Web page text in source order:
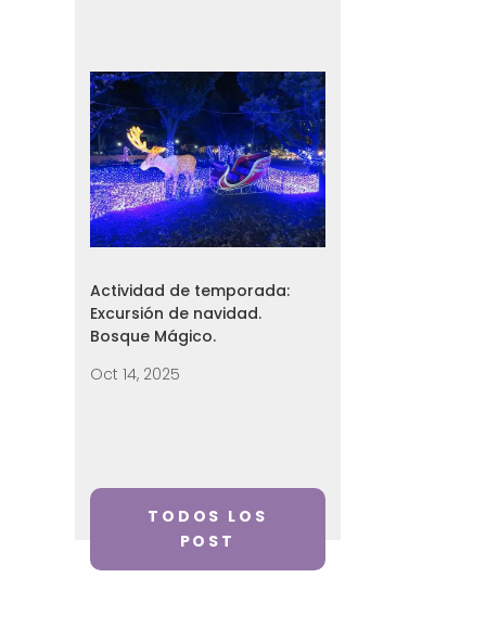
Actividad de temporada:
Excursión de navidad.
Bosque Mágico.
Oct 14, 2025
TODOS LOS
POST